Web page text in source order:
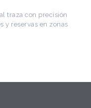
los Seminarios
más de